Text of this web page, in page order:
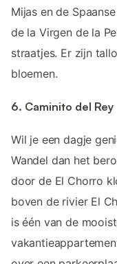
Mijas en de
de la Virgen de la
straatjes. Er zijn
bloemen.
6. Caminito del Rey
Wil je een dagje
Wandel dan het
door de El Chorro
boven de rivier El
is één van de